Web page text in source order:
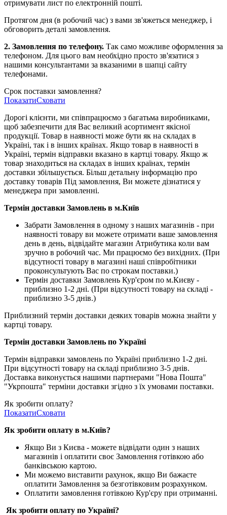
отримувати лист по електронній пошті.
Протягом дня (в робочий час) з вами зв'яжеться менеджер, і
обговорить деталі замовлення.
2. Замовлення по телефону. Так само можливе оформлення за
телефоном. Для цього вам необхідно просто зв'язатися з
нашими консультантами за вказаними в шапці сайту
телефонами.
Срок поставки замовлення?
ПоказатиСховати
Дорогі клієнти, ми співпрацюємо з багатьма виробниками,
щоб забезпечити для Вас великий асортимент якісної
продукції. Товар в наявності може бути як на складах в
Україні, так і в інших країнах. Якщо товар в наявності в
Україні, термін відправки вказано в картці товару. Якщо ж
товар знаходиться на складах в інших країнах, термін
доставки збільшується. Більш детальну інформацію про
доставку товарів Під замовлення, Ви можете дізнатися у
менеджера при замовленні.
Термін доставки Замовлень в м.Київ
Забрати Замовлення в одному з наших магазинів - при
наявності товару ви можете отримати ваше замовлення
день в день, відвідайте магазин Атрибутика коли вам
зручно в робочий час. Ми працюємо без вихідних. (При
відсутності товару в магазині наші співробітники
проконсультують Вас по строкам поставки.)
Термін доставки Замовлень Кур'єром по м.Києву -
приблизно 1-2 дні. (При відсутності товару на складі -
приблизно 3-5 днів.)
Приблизний термін доставки деяких товарів можна знайти у
картці товару.
Термін доставки Замовлень по Україні
Термін відправки замовлень по Україні приблизно 1-2 дні.
При відсутності товару на складі приблизно 3-5 днів.
Доставка виконується нашими партнерами "Нова Пошта"
"Укрпошта" терміни доставки згідно з їх умовами поставки.
Як зробити оплату?
ПоказатиСховати
Як зробити оплату в м.Київ?
Якщо Ви з Києва - можете відвідати один з наших
магазинів і оплатити своє Замовлення готівкою або
банківською картою.
Ми можемо виставити рахунок, якщо Ви бажаєте
оплатити Замовлення за безготівковим розрахунком.
Оплатити замовлення готівкою Кур'єру при отриманні.
Як зробити оплату по Україні?